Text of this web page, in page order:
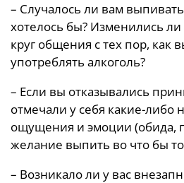
– Случалось ли вам
хотелось бы? Изменились
круг общения с тех пор, как
употреблять алкоголь?
– Если вы отказывались
отмечали у себя какие-либо
ощущения и эмоции (обида,
желание выпить во что бы то
– Возникало ли у вас